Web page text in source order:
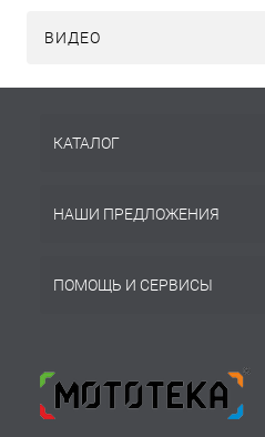
ВИДЕО
КАТАЛОГ
НАШИ ПРЕДЛОЖЕНИЯ
ПОМОЩЬ И СЕРВИСЫ